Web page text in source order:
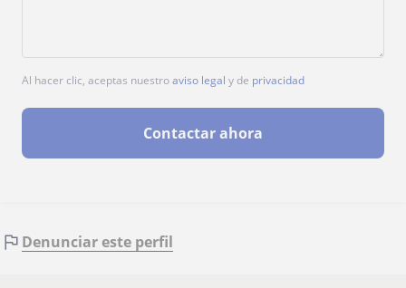
Al hacer clic, aceptas nuestroaviso legal y de privacidad
Contactar ahora
Denunciar este perfil